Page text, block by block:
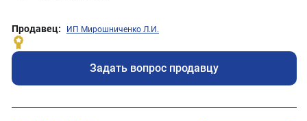
Продавец: ИП Мирошниченко Л.И.
Задать вопрос продавцу